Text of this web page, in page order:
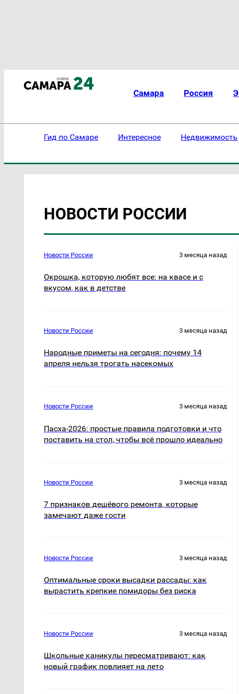
Самара Россия
Гид по Самаре Интересное Недвижимость
НОВОСТИ РОССИИ
Новости России 3 месяца назад
Окрошка, которую любят все: на квасе и с
вкусом, как в детстве
Новости России 3 месяца назад
Народные приметы на сегодня: почему 14
апреля нельзя трогать насекомых
Новости России 3 месяца назад
Пасха-2026: простые правила подготовки и что
поставить на стол, чтобы всё прошло идеально
Новости России 3 месяца назад
7 признаков дешёвого ремонта, которые
замечают даже гости
Новости России 3 месяца назад
Оптимальные сроки высадки рассады: как
вырастить крепкие помидоры без риска
Новости России 3 месяца назад
Школьные каникулы пересматривают: как
новый график повлияет на лето